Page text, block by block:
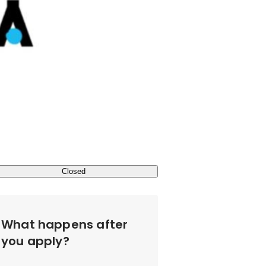
Closed
What happens after
you apply?